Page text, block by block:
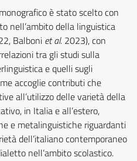
è stato scelto con
nell’ambito della linguistica
Balboni et al. 2023), con
tra gli studi sulla
e quelli sugli
accoglie contributi che
all’utilizzo delle varietà della
in Italia e all’estero,
e metalinguistiche riguardanti
dell’italiano contemporaneo
nell’ambito scolastico.